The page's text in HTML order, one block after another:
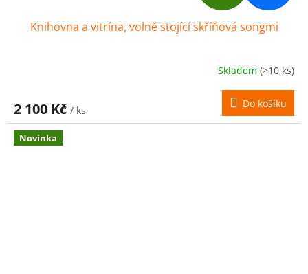
D
A
R
M
A
Knihovna a vitrína, volně stojící skříňová songmi
Skladem (>10 ks)
2 100 Kč / ks
Do košíku
Novinka